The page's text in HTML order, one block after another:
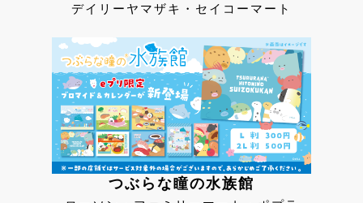
デイリーヤマザキ・セイコーマート
つぶらな瞳の水族館